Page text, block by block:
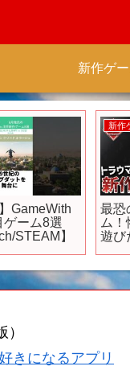
新作ゲ
GameWith
ゲーム8選
STEAM】
新作
最恐
ム
遊び
きになるアプリ